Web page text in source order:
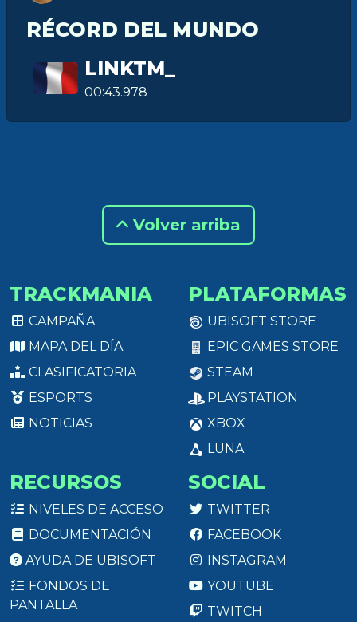
RÉCORD DEL MUNDO
LINKTM_
00:43.978
Volver arriba
TRACKMANIA
CAMPAÑA
MAPA DEL DÍA
CLASIFICATORIA
ESPORTS
NOTICIAS
PLATAFORMAS
UBISOFT STORE
EPIC GAMES STORE
STEAM
PLAYSTATION
XBOX
LUNA
RECURSOS
NIVELES DE ACCESO
DOCUMENTACIÓN
AYUDA DE UBISOFT
FONDOS DE
PANTALLA
SOCIAL
TWITTER
FACEBOOK
INSTAGRAM
YOUTUBE
TWITCH